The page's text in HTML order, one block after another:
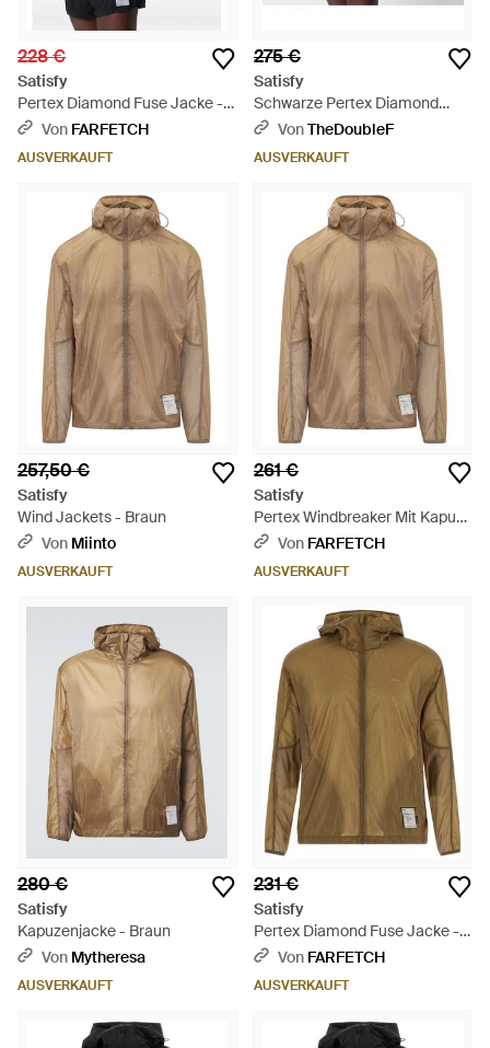
228 €
Satisfy
Pertex Diamond Fuse Jacke -
Schwarz
Von FARFETCH
AUSVERKAUFT
275 €
Satisfy
Schwarze Pertex Diamond
Fuse Windjacke - Schwarz
VonTheDoubleF
AUSVERKAUFT
257,50 €
Satisfy
Wind Jackets - Braun
Von Miinto
AUSVERKAUFT
261 €
Satisfy
Pertex Windbreaker Mit Kapuze
- Braun
Von FARFETCH
AUSVERKAUFT
280 €
Satisfy
Kapuzenjacke - Braun
Von Mytheresa
AUSVERKAUFT
231 €
Satisfy
Pertex Diamond Fuse Jacke -
GrünVon FARFETCH
AUSVERKAUFT